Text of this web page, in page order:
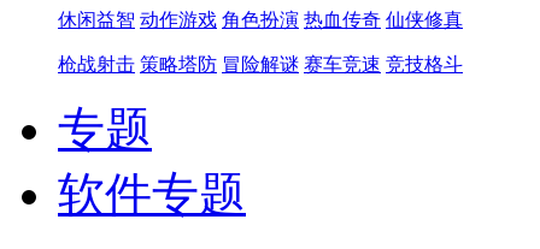
休闲益智 动作游戏 角色扮演 热血传奇 仙侠修真
枪战射击 策略塔防 冒险解谜 赛车竞速 竞技格斗
专题
软件专题